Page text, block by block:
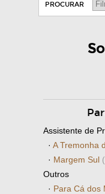
PROCURAR
Assistente de
· A Tremonha
· Margem Sul
Outros
· Para Cá dos